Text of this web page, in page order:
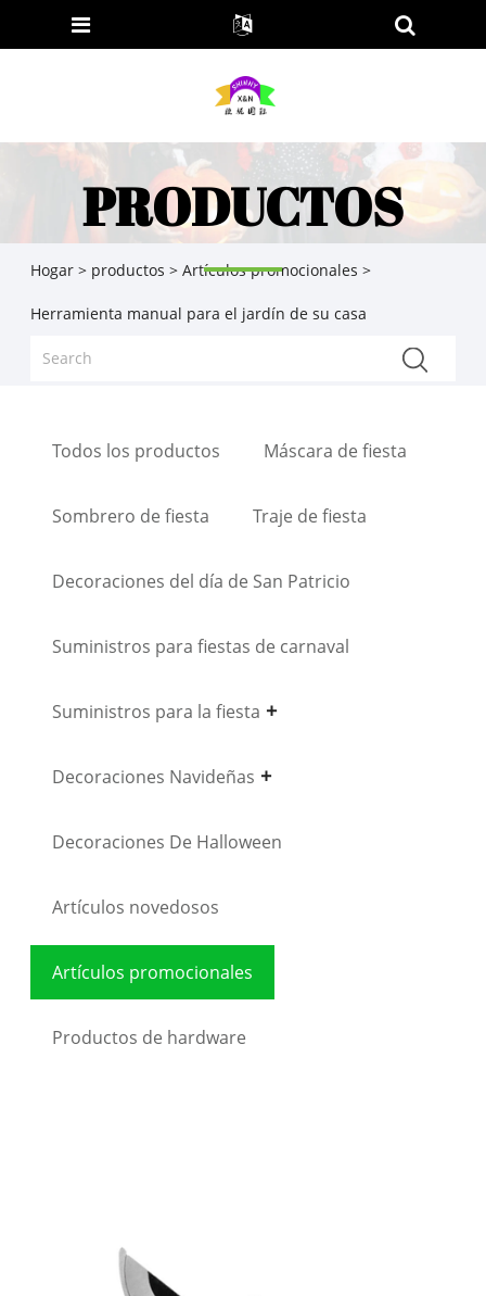
PRODUCTOS
Hogar > productos > Artículos promocionales >
Herramienta manual para el jardín de su casa
Todos los productos Máscara de fiesta
Sombrero de fiesta Traje de fiesta
Decoraciones del día de San Patricio
Suministros para fiestas de carnaval
Suministros para la fiesta
Decoraciones Navideñas
Decoraciones De Halloween
Artículos novedosos
Artículos promocionales
Productos de hardware